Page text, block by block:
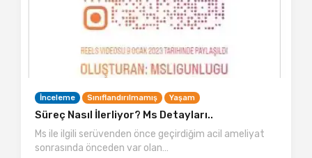
İnceleme Sınıflandırılmamış Yaşam
Süreç Nasıl İlerliyor? Ms Detayları..
Ms ile ilgili serüvenden önce geçirdiğim acil ameliyat
sonrasında önceden var olan…